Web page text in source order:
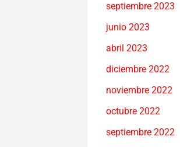
septiembre 2023
junio 2023
abril 2023
diciembre 2022
noviembre 2022
octubre 2022
septiembre 2022